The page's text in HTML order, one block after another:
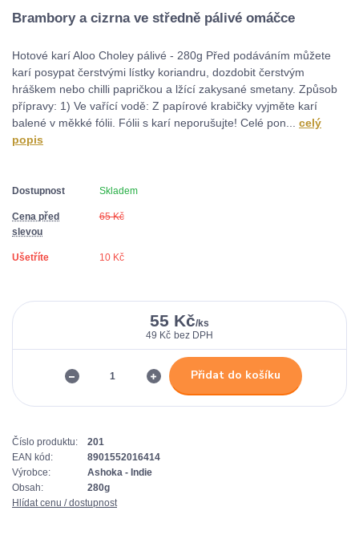
Brambory a cizrna ve středně pálivé omáčce
Hotové karí Aloo Choley pálivé - 280g Před podáváním můžete
karí posypat čerstvými lístky koriandru, dozdobit čerstvým
hráškem nebo chilli papričkou a lžící zakysané smetany. Způsob
přípravy: 1) Ve vařící vodě: Z papírové krabičky vyjměte karí
balené v měkké fólii. Fólii s karí neporušujte! Celé pon... celý
popis
Dostupnost Skladem
Cena před
slevou
65 Kč
Ušetříte 10 Kč
55 Kč/ks
49 Kč bez DPH
Přidat do košíku
Číslo produktu:
201
EAN kód:
8901552016414
Výrobce:
Ashoka - Indie
Obsah:
280g
Hlídat cenu / dostupnost